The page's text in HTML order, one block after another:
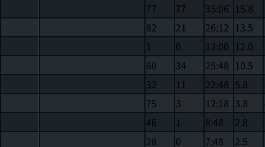
77
77 35:06 15.8
82
21 26:12 13.5
1
0 12:00 12.0
60
34 25:48 10.5
32
11 22:48 5.8
75
3 12:18 3.8
46
1 8:48 2.8
28
0 7:48 2.5